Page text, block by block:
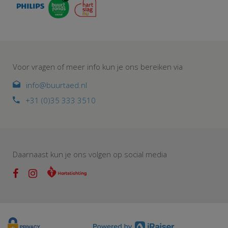
Voor vragen of meer info kun je ons bereiken via
info@buurtaed.nl
+31 (0)35 333 3510
Daarnaast kun je ons volgen op social media